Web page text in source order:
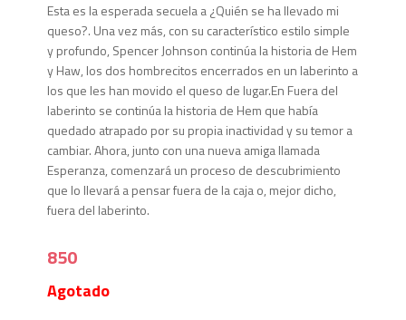
Esta es la esperada secuela a ¿Quién se ha llevado mi
queso?. Una vez más, con su característico estilo simple
y profundo, Spencer Johnson continúa la historia de Hem
y Haw, los dos hombrecitos encerrados en un laberinto a
los que les han movido el queso de lugar.En Fuera del
laberinto se continúa la historia de Hem que había
quedado atrapado por su propia inactividad y su temor a
cambiar. Ahora, junto con una nueva amiga llamada
Esperanza, comenzará un proceso de descubrimiento
que lo llevará a pensar fuera de la caja o, mejor dicho,
fuera del laberinto.
850
Agotado